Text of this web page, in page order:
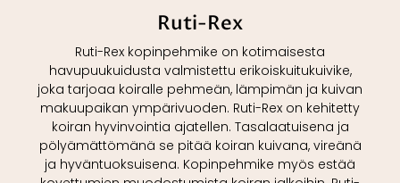
Ruti-Rex
Ruti-Rex kopinpehmike on kotimaisesta
havupuukuidusta valmistettu erikoiskuitukuivike,
joka tarjoaa koiralle pehmeän, lämpimän ja kuivan
makuupaikan ympärivuoden. Ruti-Rex on kehitetty
koiran hyvinvointia ajatellen. Tasalaatuisena ja
pölyämättömänä se pitää koiran kuivana, vireänä
ja hyväntuoksuisena. Kopinpehmike myös estää